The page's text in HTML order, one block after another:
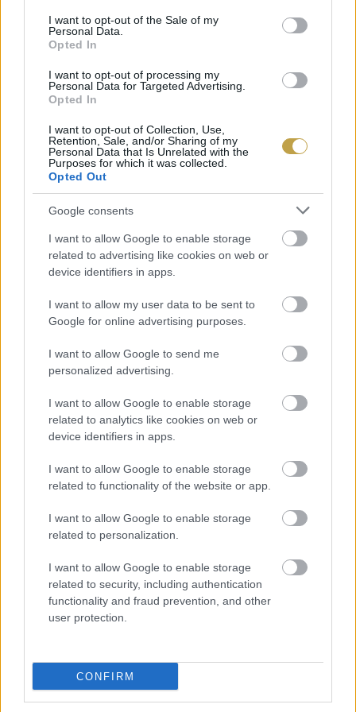
consent section.
I want to opt-out of the Sale of my
Personal Data.
Opted In
I want to opt-out of processing my
Personal Data for Targeted Advertising.
Opted In
I want to opt-out of Collection, Use,
Retention, Sale, and/or Sharing of my
Personal Data that Is Unrelated with the
Purposes for which it was collected.
Opted Out
Google consents
I want to allow Google to enable storage
related to advertising like cookies on web or
device identifiers in apps.
I want to allow my user data to be sent to
Google for online advertising purposes.
I want to allow Google to send me
personalized advertising.
I want to allow Google to enable storage
related to analytics like cookies on web or
device identifiers in apps.
I want to allow Google to enable storage
related to functionality of the website or app.
I want to allow Google to enable storage
related to personalization.
I want to allow Google to enable storage
related to security, including authentication
functionality and fraud prevention, and other
user protection.
CONFIRM
megakadályozza, hogy káros mikotoxinokat
Címlapfotó: Louis Hansel / Unsplash